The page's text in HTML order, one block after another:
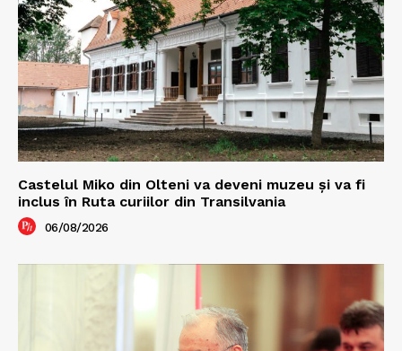
Castelul Miko din Olteni va deveni muzeu şi va fi
inclus în Ruta curiilor din Transilvania
06/08/2026